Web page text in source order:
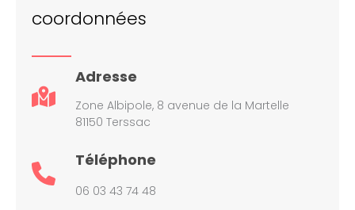
coordonnées
Adresse
Zone Albipole, 8 avenue de la Martelle
81150 Terssac
Téléphone
06 03 43 74 48